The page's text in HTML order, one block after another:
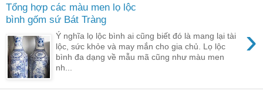
Tổng hợp các màu men lọ lộc
bình gốm sứ Bát Tràng
›
Ý nghĩa lọ lộc bình ai cũng biết đó là mang lại tài
lộc, sức khỏe và may mắn cho gia chủ. Lọ lộc
bình đa dạng về mẫu mã cũng như màu men
nh...